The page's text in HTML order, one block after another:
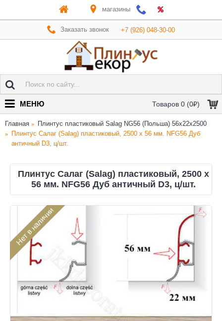
магазины
Заказать звонок +7 (926) 048-30-00
Товаров 0 (0₽)
МЕНЮ
Главная
Плинтус пластиковый Salag NG56 (Польша) 56х22x2500
Плинтус Салаг (Salag) пластиковый, 2500 х 56 мм. NFG56 Дуб
античный D3, ц/шт.
Плинтус Салаг (Salag) пластиковый, 2500 х
56 мм. NFG56 Дуб античный D3, ц/шт.
Нет в наличии